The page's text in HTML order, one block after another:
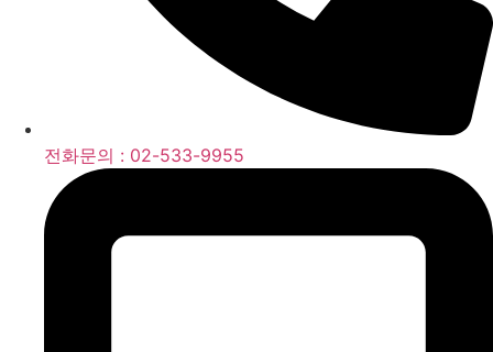
전화문의 : 02-533-9955